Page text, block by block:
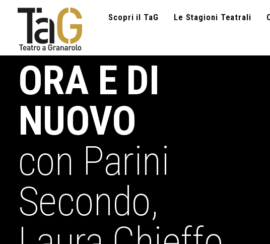
Scopri il TaG Le Stagioni Teatrali
ORA E DI
NUOVO
con Parini
Secondo,